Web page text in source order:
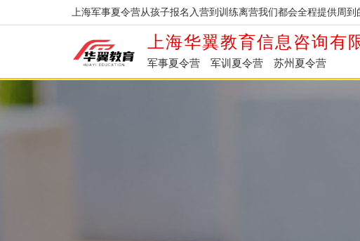
上海军事夏令营从孩子报名入营到训练离营我们都会全程提供周
上海华翼教育信息咨询有
军事夏令营 军训夏令营 苏州夏令营